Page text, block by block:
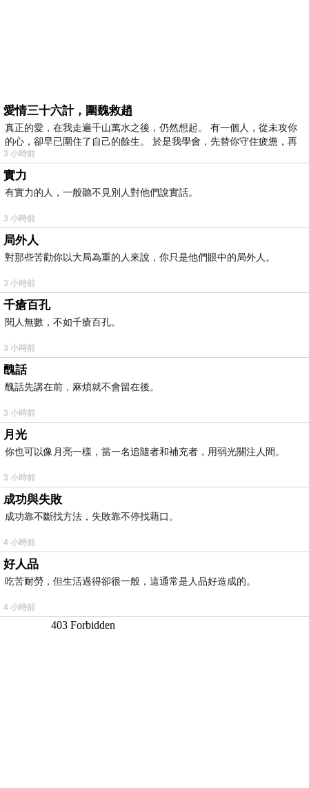
愛情三十六計，圍魏救趙
真正的愛，在我走遍千山萬水之後，仍然想起。 有一個人，從未攻你
的心，卻早已圍住了自己的餘生。 於是我學會，先替你守住疲憊，再
3 小時前
實力
有實力的人，一般聽不見別人對他們說實話。
3 小時前
局外人
對那些苦勸你以大局為重的人來說，你只是他們眼中的局外人。
3 小時前
千瘡百孔
閱人無數，不如千瘡百孔。
3 小時前
醜話
醜話先講在前，麻煩就不會留在後。
3 小時前
月光
你也可以像月亮一樣，當一名追隨者和補充者，用弱光關注人間。
3 小時前
成功與失敗
成功靠不斷找方法，失敗靠不停找藉口。
4 小時前
好人品
吃苦耐勞，但生活過得卻很一般，這通常是人品好造成的。
4 小時前